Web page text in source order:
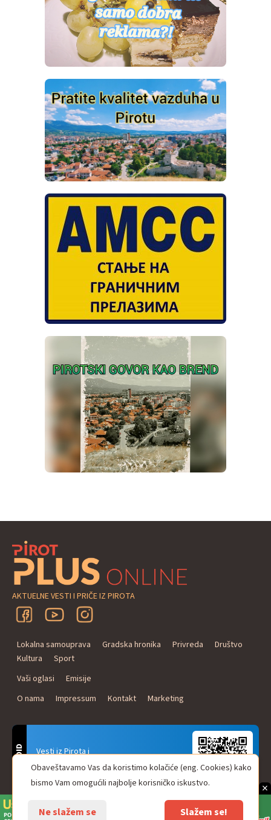
×
AKTUELNE VESTI I PRIČE IZ PIROTA
Lokalna samouprava Gradska hronika Privreda
Društvo
Kultura
Sport
Vaši oglasi
Emisije
O nama
Impressum Kontakt Marketing
Vesti iz Pirota i
Naxi Plus Radio
Uvek u Vašem džepu!
ANDROID Obaveštavamo Vas da koristimo kolačiće (eng. Cookies) kako
bismo Vam omogućili najbolje korisničko iskustvo.
Ne slažem se Slažem se!